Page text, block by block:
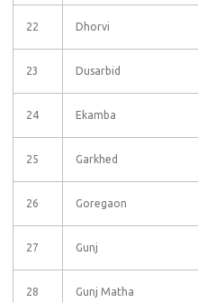
22 Dhorvi
23 Dusarbid
24 Ekamba
25 Garkhed
26 Goregaon
27 Gunj
28 Gunj Matha